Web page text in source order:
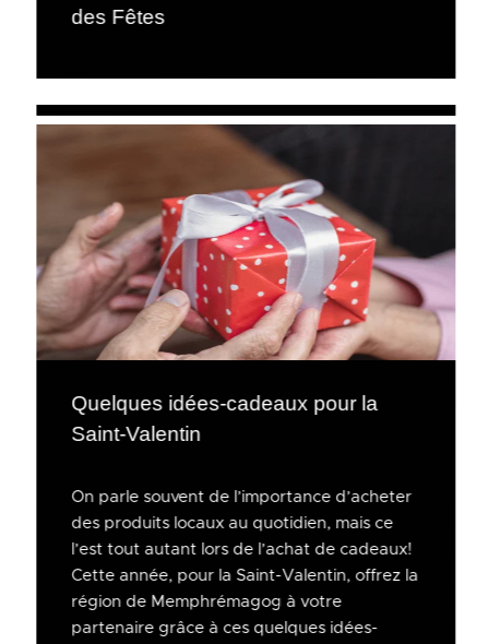
des Fêtes
Quelques idées-cadeaux pour la
Saint-Valentin
On parle souvent de l’importance d’acheter
des produits locaux au quotidien, mais ce
l’est tout autant lors de l’achat de cadeaux!
Cette année, pour la Saint-Valentin, offrez la
région de Memphrémagog à votre
partenaire grâce à ces quelques idées-